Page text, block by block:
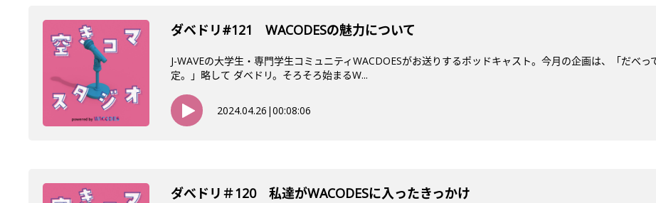
ダベドリ#121 WACODESの魅力について
J-WAVEの大学生・専門学生コミュニティWACDOESがお送りするポッドキャスト。今月の企画は、「だべ
定。」略して ダベドリ。そろそろ始まるW...
2024.04.26 |00:08:06
ダべドリ＃120 私達がWACODESに入ったきっかけ